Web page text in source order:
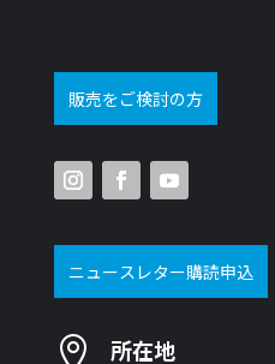
販売をご検討の方
ニュースレター購読申込
 所在地